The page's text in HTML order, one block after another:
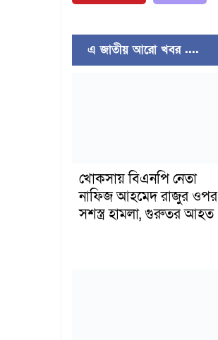
এ জাতীয় আরো খবর ....
খোকসায় বিএনপি নেতা
নাফিজ আহমেদ রাজুর ওপর
সশস্ত্র হামলা, গুরুতর আহত